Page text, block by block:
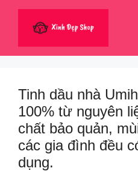
dung
Tinh dầu nhà
100% từ nguyên
chất bảo quản,
các gia đình đều
dụng.